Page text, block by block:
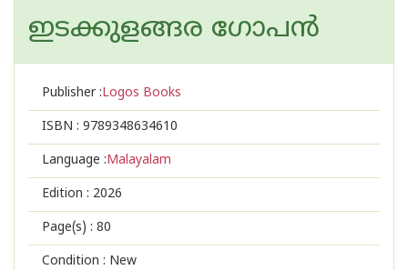
ഇടക്കുളങ്ങര ഗോപന്‍
Publisher :Logos Books
ISBN : 9789348634610
Language :Malayalam
Edition : 2026
Page(s) : 80
Condition : New